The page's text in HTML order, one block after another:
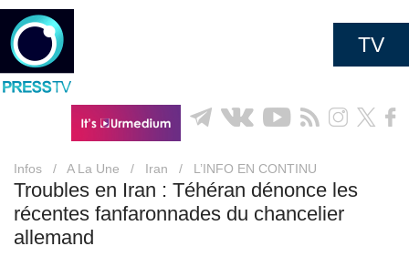
TV
Infos / A La Une / Iran / L’INFO EN CONTINU
Troubles en Iran : Téhéran dénonce les
récentes fanfaronnades du chancelier
allemand